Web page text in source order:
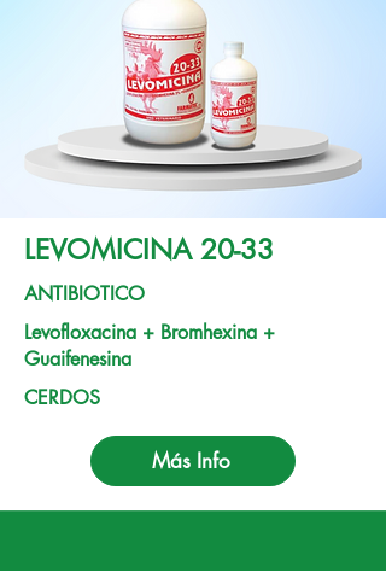
LEVOMICINA 20-33
ANTIBIOTICO
Levofloxacina + Bromhexina +
Guaifenesina
CERDOS
Más Info